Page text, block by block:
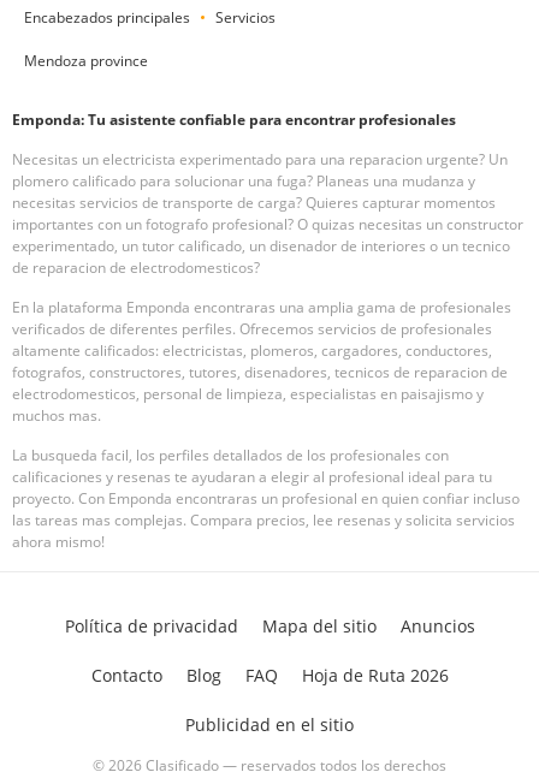
Encabezados principales Servicios
Mendoza province
Emponda: Tu asistente confiable para encontrar profesionales
Necesitas un electricista experimentado para una reparacion urgente? Un
plomero calificado para solucionar una fuga? Planeas una mudanza y
necesitas servicios de transporte de carga? Quieres capturar momentos
importantes con un fotografo profesional? O quizas necesitas un constructor
experimentado, un tutor calificado, un disenador de interiores o un tecnico
de reparacion de electrodomesticos?
En la plataforma Emponda encontraras una amplia gama de profesionales
verificados de diferentes perfiles. Ofrecemos servicios de profesionales
altamente calificados: electricistas, plomeros, cargadores, conductores,
fotografos, constructores, tutores, disenadores, tecnicos de reparacion de
electrodomesticos, personal de limpieza, especialistas en paisajismo y
muchos mas.
La busqueda facil, los perfiles detallados de los profesionales con
calificaciones y resenas te ayudaran a elegir al profesional ideal para tu
proyecto. Con Emponda encontraras un profesional en quien confiar incluso
las tareas mas complejas. Compara precios, lee resenas y solicita servicios
ahora mismo!
© 2026 Clasificado — reservados todos los derechos
Política de privacidad Mapa del sitio Anuncios
Contacto Blog FAQ Hoja de Ruta 2026
Publicidad en el sitio